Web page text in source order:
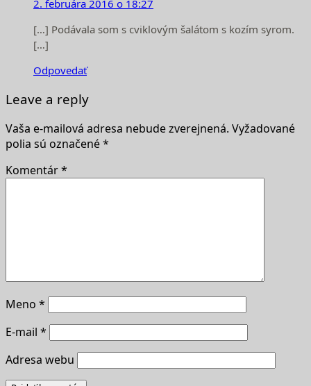
2. februára 2016 o 18:27
[…] Podávala som s cviklovým šalátom s kozím syrom.
[…]
Odpovedať
Leave a reply
Vaša e-mailová adresa nebude zverejnená. Vyžadované
polia sú označené*
Komentár*
Meno *
E-mail *
Adresa webu